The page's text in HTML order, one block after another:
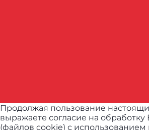
Продолжая пользование
выражаете согласие на
(файлов cookie) с использованием